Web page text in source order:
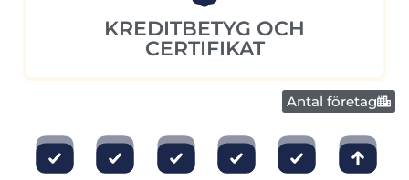
KREDITBETYG OCH
CERTIFIKAT
Antal företag